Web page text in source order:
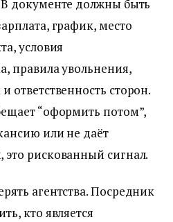
документе должны быть
график, место
условия
правила увольнения,
ответственность сторон.
“оформить потом”,
или не даёт
рискованный сигнал.
агентства. Посредник
кто является